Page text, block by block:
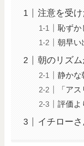
注意を受
恥ずか
朝早い
朝のリズ
静かな
「ア
評価よ
イチロー